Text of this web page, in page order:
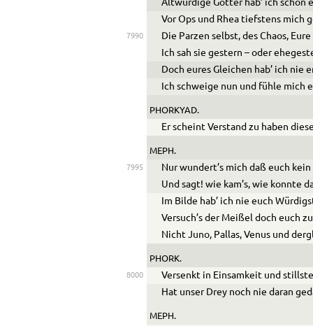
Altwürdige Götter hab’ ich schon
Vor Ops und Rhea tiefstens mich
7990
Die Parzen selbst, des Chaos,
Ich sah sie gestern – oder
Doch eures Gleichen hab’ ich nie
Ich schweige nun und fühle mich
PHORKYAD.
Er scheint Verstand zu haben
MEPH.
7995
Nur wundert’s mich daß euch
Und sagt! wie kam’s, wie konnte
Im Bilde hab’ ich nie euch
Versuch’s der Meißel doch euch
Nicht Juno, Pallas, Venus und
PHORK.
8000
Versenkt in Einsamkeit und
Hat unser Drey noch nie daran
MEPH.